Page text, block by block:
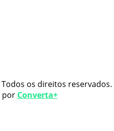
os direitos reservados.
por Converta+